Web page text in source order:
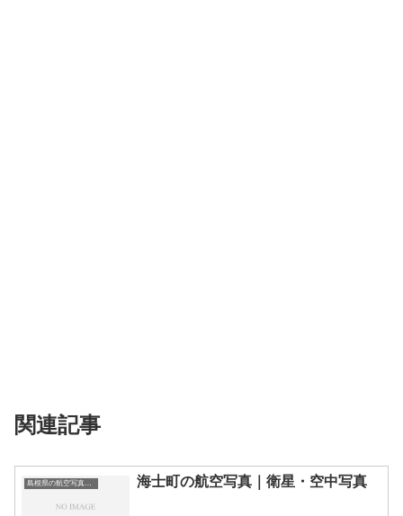
関連記事
島根県の航空写真・空中写真 海士町の航空写真｜衛星・空中写真